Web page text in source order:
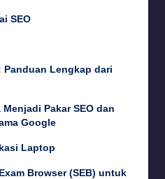
SEO
Panduan Lengkap dari
Pakar SEO dan
Google
Laptop
Browser (SEB) untuk